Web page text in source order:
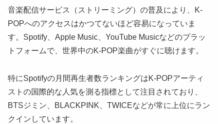
音楽配信サービス（ストリーミング）の普及により、K-
POPへのアクセスはかつてないほど容易になっていま
す。Spotify、Apple Music、YouTube Musicなどのプラッ
トフォームで、世界中のK-POP楽曲がすぐに聴けます。
特にSpotifyの月間再生者数ランキングはK-POPアーティ
ストの国際的な人気を測る指標として注目されており、
BTSジミン、BLACKPINK、TWICEなどが常に上位にラン
クインしています。